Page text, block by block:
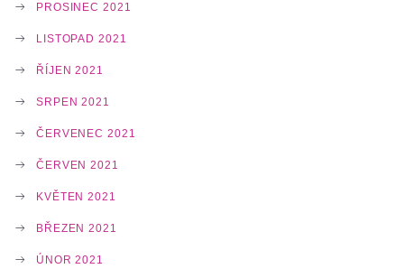
PROSINEC 2021
LISTOPAD 2021
ŘÍJEN 2021
SRPEN 2021
ČERVENEC 2021
ČERVEN 2021
KVĚTEN 2021
BŘEZEN 2021
ÚNOR 2021